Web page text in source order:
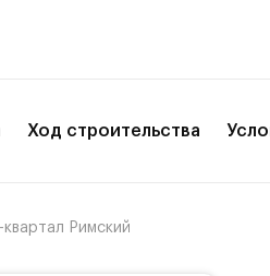
Ход строительства
Римский